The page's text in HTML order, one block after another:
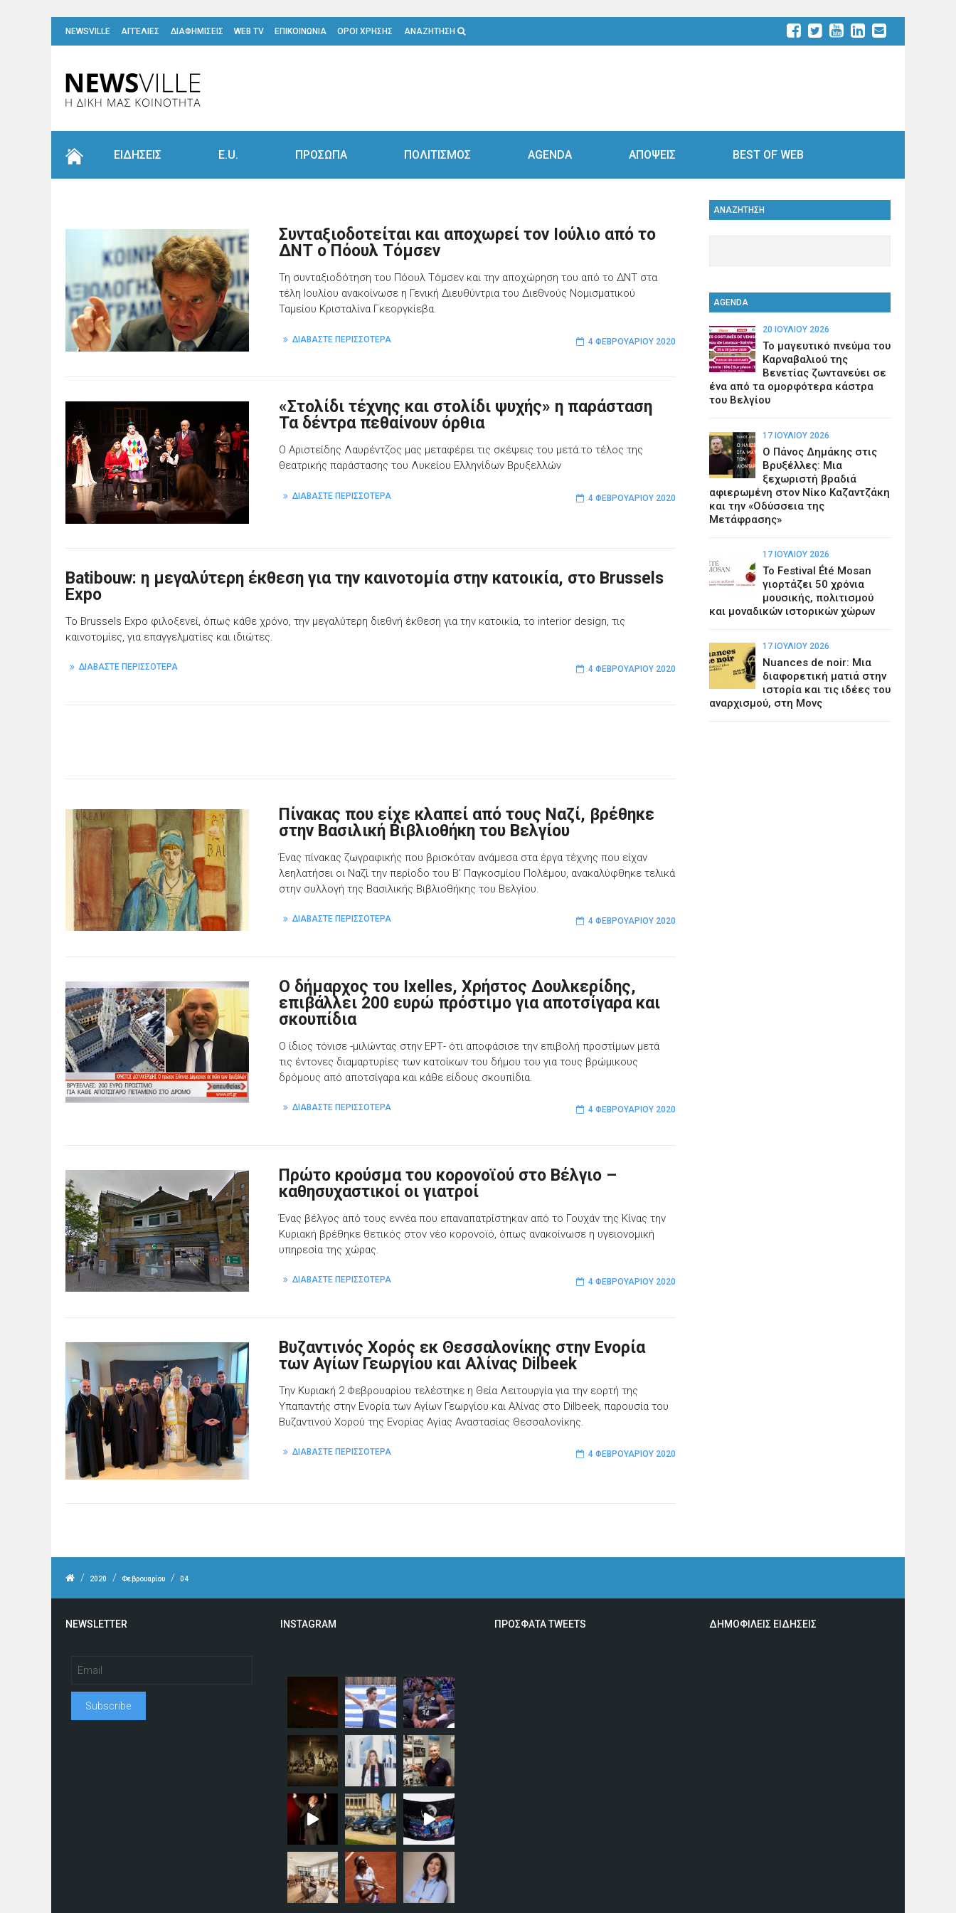
NEWSVILLE ΑΓΓΕΛΙΕΣ ΔΙΑΦΗΜΙΣΕΙΣ WEB TV ΕΠΙΚΟΙΝΩΝΙΑ ΟΡΟΙ ΧΡΗΣΗΣ ΑΝΑΖΗΤΗΣΗ
ΕΙΔΗΣΕΙΣ E.U. ΠΡΟΣΩΠΑ ΠΟΛΙΤΙΣΜΟΣ AGENDA ΑΠΟΨΕΙΣ BEST OF WEB
Συνταξιοδοτείται και αποχωρεί τον Ιούλιο από το
ΔΝΤ ο Πόουλ Τόμσεν
Τη συνταξιοδότηση του Πόουλ Τόμσεν και την αποχώρηση του από το ΔΝΤ στα
τέλη Ιουλίου ανακοίνωσε η Γενική Διευθύντρια του Διεθνούς Νομισματικού
Ταμείου Κρισταλίνα Γκεοργκίεβα.
ΔΙΑΒΑΣΤΕ ΠΕΡΙΣΣΟΤΕΡΑ 4 ΦΕΒΡΟΥΑΡΊΟΥ 2020
«Στολίδι τέχνης και στολίδι ψυχής» η παράσταση
Τα δέντρα πεθαίνουν όρθια
Ο Αριστείδης Λαυρέντζος μας μεταφέρει τις σκέψεις του μετά το τέλος της
θεατρικής παράστασης του Λυκείου Ελληνίδων Βρυξελλών
ΔΙΑΒΑΣΤΕ ΠΕΡΙΣΣΟΤΕΡΑ 4 ΦΕΒΡΟΥΑΡΊΟΥ 2020
Batibouw: η μεγαλύτερη έκθεση για την καινοτομία στην κατοικία, στο Brussels
Expo
To Brussels Expo φιλοξενεί, όπως κάθε χρόνο, την μεγαλύτερη διεθνή έκθεση για την κατοικία, το interior design, τις
καινοτομίες, για επαγγελματίες και ιδιώτες.
ΔΙΑΒΑΣΤΕ ΠΕΡΙΣΣΟΤΕΡΑ 4 ΦΕΒΡΟΥΑΡΊΟΥ 2020
Πίνακας που είχε κλαπεί από τους Ναζί, βρέθηκε
στην Βασιλική Βιβλιοθήκη του Βελγίου
Ένας πίνακας ζωγραφικής που βρισκόταν ανάμεσα στα έργα τέχνης που είχαν
λεηλατήσει οι Ναζί την περίοδο του Β' Παγκοσμίου Πολέμου, ανακαλύφθηκε τελικά
στην συλλογή της Βασιλικής Βιβλιοθήκης του Βελγίου.
ΔΙΑΒΑΣΤΕ ΠΕΡΙΣΣΟΤΕΡΑ 4 ΦΕΒΡΟΥΑΡΊΟΥ 2020
Ο δήμαρχος του Ixelles, Χρήστος Δουλκερίδης,
επιβάλλει 200 ευρώ πρόστιμο για αποτσίγαρα και
σκουπίδια
Ο ίδιος τόνισε -μιλώντας στην ΕΡΤ- ότι αποφάσισε την επιβολή προστίμων μετά
τις έντονες διαμαρτυρίες των κατοίκων του δήμου του για τους βρώμικους
δρόμους από αποτσίγαρα και κάθε είδους σκουπίδια.
ΔΙΑΒΑΣΤΕ ΠΕΡΙΣΣΟΤΕΡΑ 4 ΦΕΒΡΟΥΑΡΊΟΥ 2020
Πρώτο κρούσμα του κορονoϊού στο Βέλγιο –
καθησυχαστικοί οι γιατροί
Ένας βέλγος από τους εννέα που επαναπατρίστηκαν από το Γουχάν της Κίνας την
Κυριακή βρέθηκε θετικός στον νέο κορονoϊό, όπως ανακοίνωσε η υγειονομική
υπηρεσία της χώρας.
ΔΙΑΒΑΣΤΕ ΠΕΡΙΣΣΟΤΕΡΑ 4 ΦΕΒΡΟΥΑΡΊΟΥ 2020
Βυζαντινός Χορός εκ Θεσσαλονίκης στην Ενορία
των Αγίων Γεωργίου και Αλίνας Dilbeek
Την Κυριακή 2 Φεβρουαρίου τελέστηκε η Θεία Λειτουργία για την εορτή της
Υπαπαντής στην Ενορία των Αγίων Γεωργίου και Αλίνας στο Dilbeek, παρουσία του
Βυζαντινού Χορού της Ενορίας Αγίας Αναστασίας Θεσσαλονίκης.
ΔΙΑΒΑΣΤΕ ΠΕΡΙΣΣΟΤΕΡΑ 4 ΦΕΒΡΟΥΑΡΊΟΥ 2020
ΑΝΑΖΗΤΗΣΗ
AGENDA
20 ΙΟΥΛΊΟΥ 2026
Το μαγευτικό πνεύμα του
Καρναβαλιού της
Βενετίας ζωντανεύει σε
ένα από τα ομορφότερα κάστρα
του Βελγίου
17 ΙΟΥΛΊΟΥ 2026
Ο Πάνος Δημάκης στις
Βρυξέλλες: Μια
ξεχωριστή βραδιά
αφιερωμένη στον Νίκο Καζαντζάκη
και την «Οδύσσεια της
Μετάφρασης»
17 ΙΟΥΛΊΟΥ 2026
Το Festival Été Mosan
γιορτάζει 50 χρόνια
μουσικής, πολιτισμού
και μοναδικών ιστορικών χώρων
17 ΙΟΥΛΊΟΥ 2026
Nuances de noir: Μια
διαφορετική ματιά στην
ιστορία και τις ιδέες του
αναρχισμού, στη Μονς
/ 2020 / Φεβρουαρίου / 04
NEWSLETTER INSTAGRAM ΠΡΟΣΦΑΤΑ TWEETS ΔΗΜΟΦΙΛΕΙΣ ΕΙΔΗΣΕΙΣ